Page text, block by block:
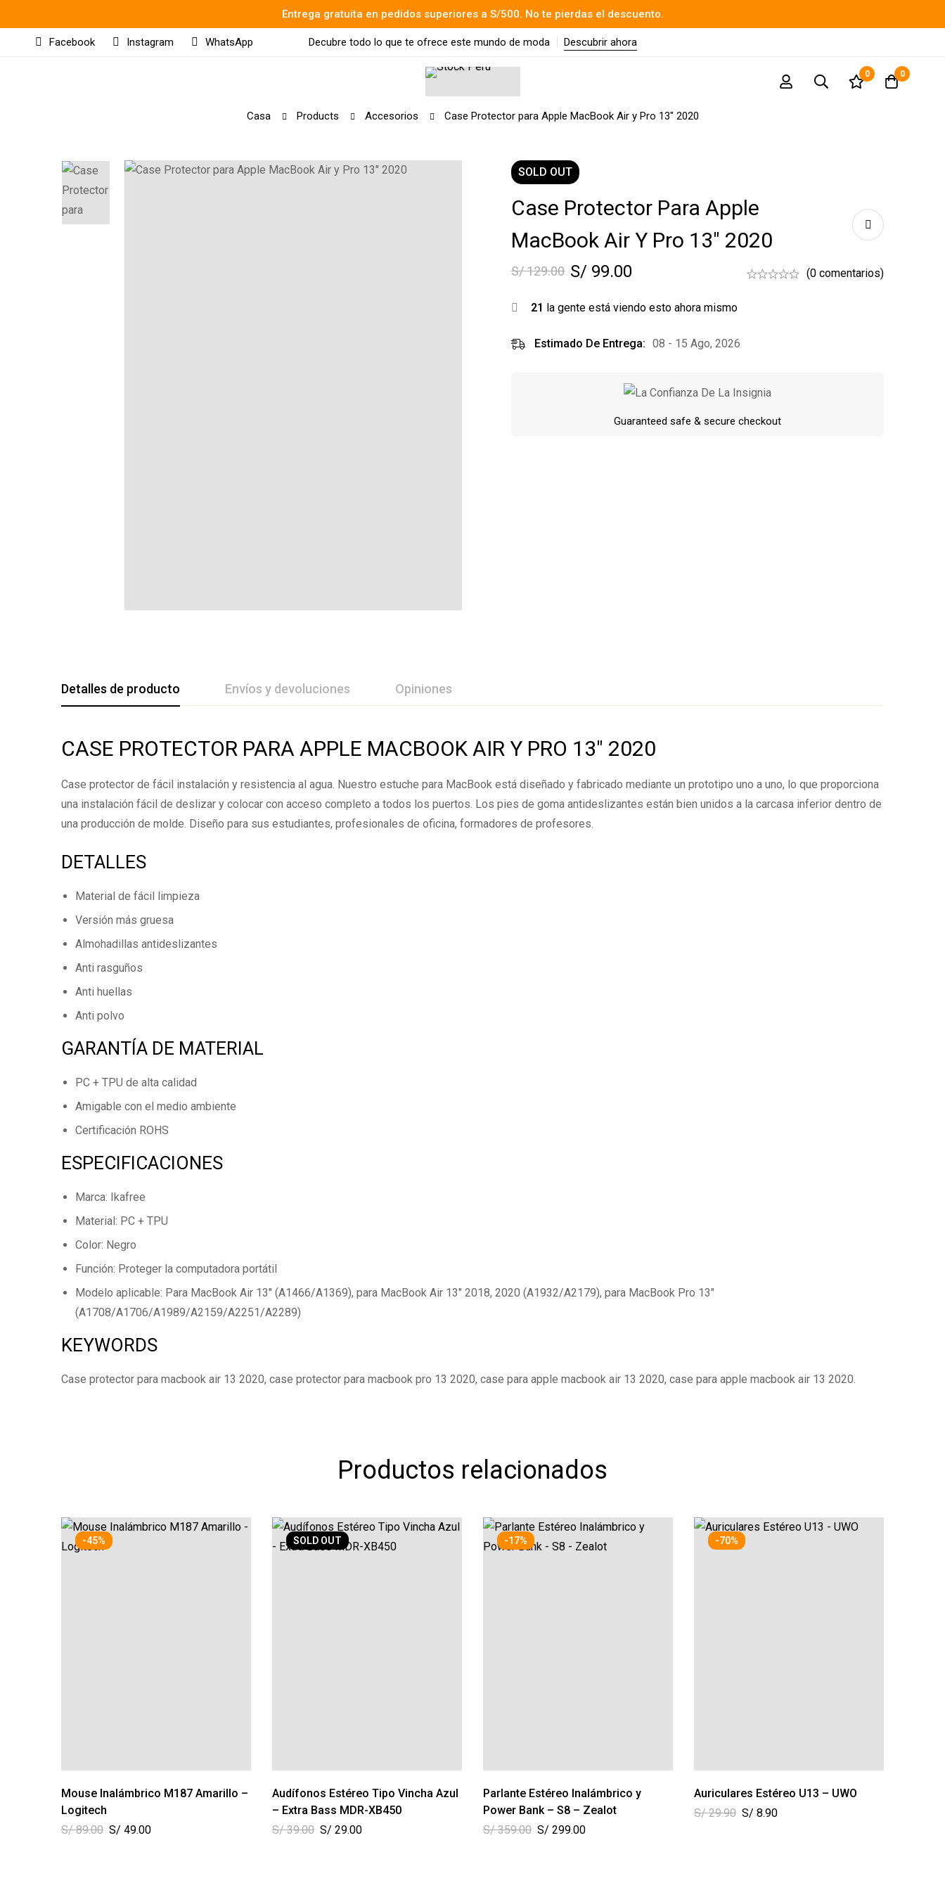
Entrega gratuita en pedidos superiores a S/500. No te pierdas el descuento.
Facebook Instagram WhatsApp Decubre todo lo que te ofrece este mundo de moda Descubrir ahora
0 0
Casa Products Accesorios Case Protector para Apple MacBook Air y Pro 13″ 2020
SOLD OUT
Case Protector Para Apple
MacBook Air Y Pro 13″ 2020
S/129.00 S/ 99.00 (0 comentarios)
21 la gente está viendo esto ahora mismo
Estimado De Entrega: 08 - 15 Ago, 2026
Guaranteed safe & secure checkout
Detalles de producto Envíos y devoluciones Opiniones
CASE PROTECTOR PARA APPLE MACBOOK AIR Y PRO 13″ 2020
Case protector de fácil instalación y resistencia al agua. Nuestro estuche para MacBook está diseñado y fabricado mediante un prototipo uno a uno, lo que proporciona
una instalación fácil de deslizar y colocar con acceso completo a todos los puertos. Los pies de goma antideslizantes están bien unidos a la carcasa inferior dentro de
una producción de molde. Diseño para sus estudiantes, profesionales de oficina, formadores de profesores.
DETALLES
Material de fácil limpieza
Versión más gruesa
Almohadillas antideslizantes
Anti rasguños
Anti huellas
Anti polvo
GARANTÍA DE MATERIAL
PC + TPU de alta calidad
Amigable con el medio ambiente
Certificación ROHS
ESPECIFICACIONES
Marca: Ikafree
Material: PC + TPU
Color: Negro
Función: Proteger la computadora portátil
Modelo aplicable: Para MacBook Air 13″ (A1466/A1369), para MacBook Air 13″ 2018, 2020 (A1932/A2179), para MacBook Pro 13″
(A1708/A1706/A1989/A2159/A2251/A2289)
KEYWORDS
Case protector para macbook air 13 2020, case protector para macbook pro 13 2020, case para apple macbook air 13 2020, case para apple macbook air 13 2020.
De La Calificación Y Revisión De
Base en 0 Comentarios Escribe una reseña
Productos relacionados
-45%
Mouse Inalámbrico M187 Amarillo –
Logitech
S/89.00 S/ 49.00
SOLD OUT
Audífonos Estéreo Tipo Vincha Azul
– Extra Bass MDR-XB450
S/39.00 S/ 29.00
-17%
Parlante Estéreo Inalámbrico y
Power Bank – S8 – Zealot
S/359.00 S/ 299.00
-70%
Auriculares Estéreo U13 – UWO
S/29.90 S/ 8.90